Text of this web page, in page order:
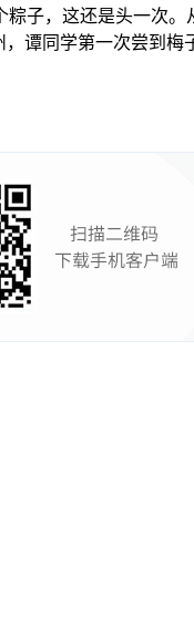
，这还是头一次。
谭同学第一次尝到